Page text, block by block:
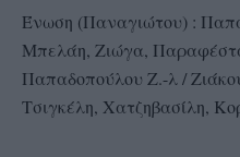
Ένωση (Παναγιώτου) :
Μπελάη, Ζιώγα,
Παπαδοπούλου Ζ.-λ /
Τσιγκέλη, Χατζηβασίλη,